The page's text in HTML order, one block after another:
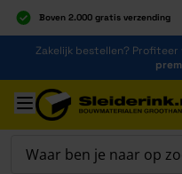
Boven 2.000 gratis verzending
Al 40 jaar dé specialist
Alles onder één dak
Ga naar de inhoud
Zakelijk bestellen? Profiteer
Ga naar hoofdinhoud